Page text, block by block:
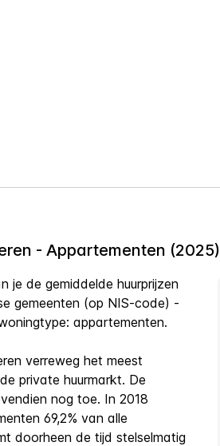
- Appartementen (2025)
de gemiddelde huurprijzen
gemeenten (op NIS-code) -
appartementen.
verreweg het meest
private huurmarkt. De
nog toe. In 2018
69,2% van alle
doorheen de tijd stelselmatig